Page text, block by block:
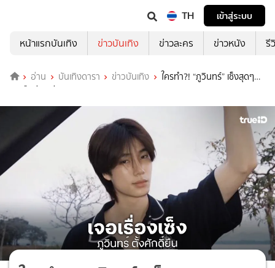
TH
เข้าสู่ระบบ
หน้าแรกบันเทิง
ข่าวบันเทิง ข่าวละคร ข่าวหนัง รี
อ่าน บันเทิงดารา ข่าวบันเทิง
ใครทำ?! “ภูวินทร์” เซ็งสุดๆ
เจอมือดีขูดเขียนรถ